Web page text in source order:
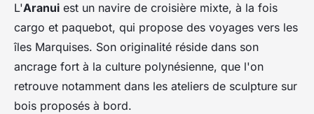
L'Aranui est un navire de croisière mixte, à la fois
cargo et paquebot, qui propose des voyages vers les
îles Marquises. Son originalité réside dans son
ancrage fort à la culture polynésienne, que l'on
retrouve notamment dans les ateliers de sculpture sur
bois proposés à bord.